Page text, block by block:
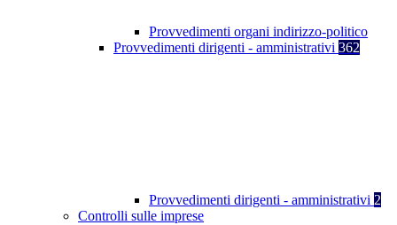
Provvedimenti organi indirizzo-politico
Provvedimenti dirigenti - amministrativi 362
Provvedimenti dirigenti - amministrativi 2
Controlli sulle imprese